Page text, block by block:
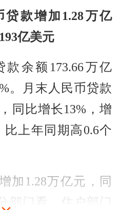
款增加1.28万亿
亿美元
余额173.66万亿
。月末人民币贷款
同比增长13%，增
上年同期高0.6个
加1.28万亿元，同
部门看，住户部门